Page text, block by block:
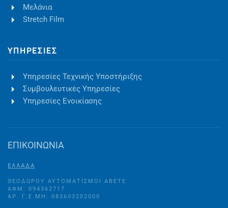
Μελάνια
Stretch Film
ΥΠΗΡΕΣΊΕΣ
Υπηρεσίες Τεχνικής Υποστήριξης
Συμβουλευτικές Υπηρεσίες
Υπηρεσίες Ενοικίασης
ΕΠΙΚΟΙΝΩΝΙΑ
ΕΛΛΑΔΑ
ΘΕΟΔΩΡΟΥ ΑΥΤΟΜΑΤΙΣΜΟΙ ΑΒΕΤΕ
ΑΦΜ: 094362717
ΑΡ. Γ.Ε.ΜΗ: 083603202000